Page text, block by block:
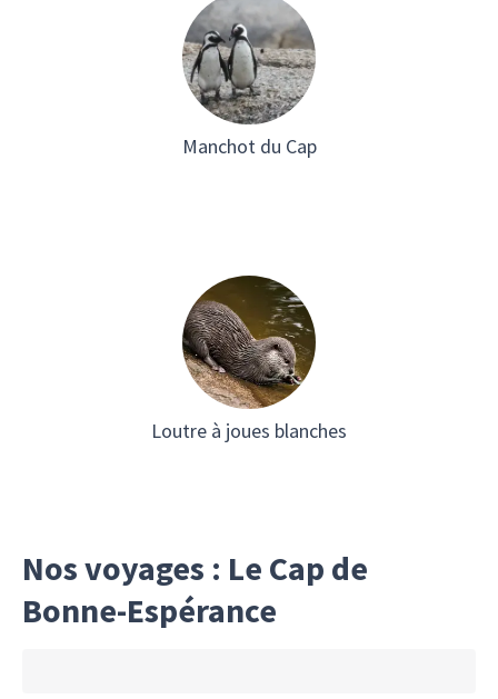
Manchot du Cap
Loutre à joues blanches
Nos voyages : Le Cap de
Bonne-Espérance